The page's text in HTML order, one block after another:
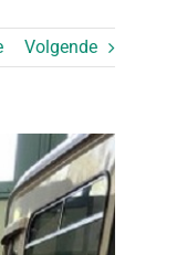
Volgende